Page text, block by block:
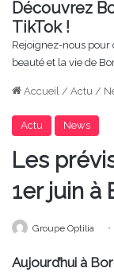
Découvrez
TikTok !
Rejoignez-nous
beauté et la vie de
Accueil / Actu /
Actu News
Les
1er juin à
Groupe Optilia
Aujourd’hui à